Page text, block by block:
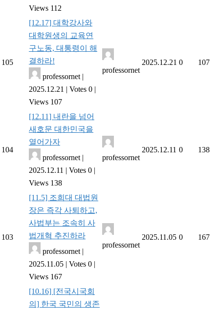
Views 112
105
[12.17] 대학강사와
대학원생의 교육연
구노동, 대통령이 해
결하라!
professornet |
2025.12.21 | Votes 0 |
Views 107
professornet
2025.12.21 0 107
104
[12.11] 내란을 넘어
새호문 대한민국을
열어가자
professornet |
2025.12.11 | Votes 0 |
Views 138
professornet
2025.12.11 0 138
103
[11.5] 조희대 대법원
장은 즉각 사퇴하고,
사법부는 조속히 사
법개혁 추진하라
professornet |
2025.11.05 | Votes 0 |
Views 167
professornet
2025.11.05 0 167
[10.16] [전국시국회
의] 한국 국민의 생존